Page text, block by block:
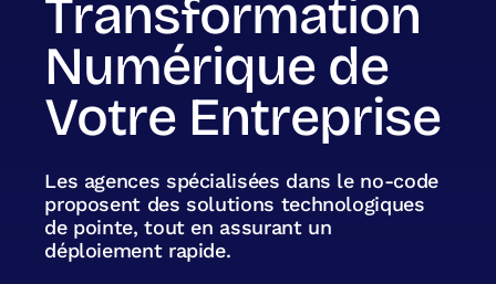
Transformation
Numérique de
Votre Entreprise
Les agences spécialisées dans le no-code
proposent des solutions technologiques
de pointe, tout en assurant un
déploiement rapide.